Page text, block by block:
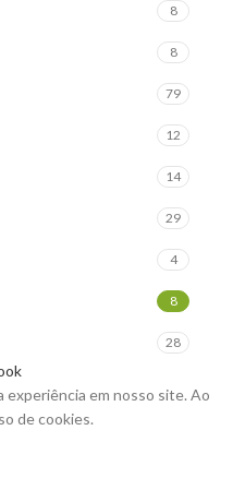
8
8
79
12
14
29
4
8
28
experiência em nosso site. Ao
de cookies.